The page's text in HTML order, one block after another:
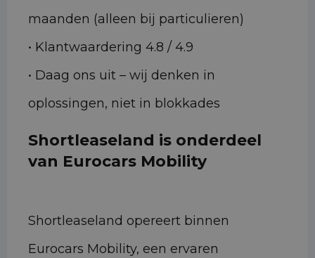
maanden (alleen bij particulieren)
• Klantwaardering 4.8 / 4.9
• Daag ons uit – wij denken in
oplossingen, niet in blokkades
Shortleaseland is onderdeel
van Eurocars Mobility
Shortleaseland opereert binnen
Eurocars Mobility, een ervaren